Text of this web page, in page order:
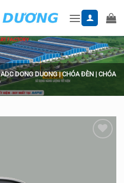
ADC DONG DUONG|CHÓA ĐÈN | CHÓA